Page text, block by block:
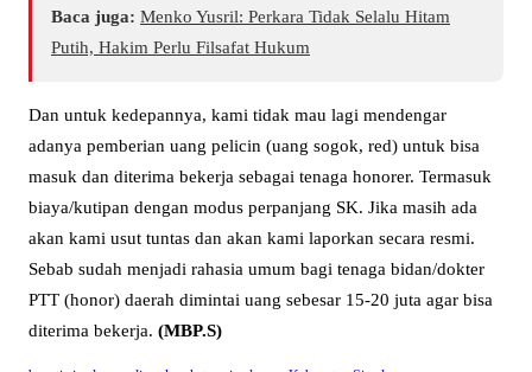
Baca juga: Menko Yusril: Perkara Tidak Selalu Hitam
Putih, Hakim Perlu Filsafat Hukum
Dan untuk kedepannya, kami tidak mau lagi mendengar
adanya pemberian uang pelicin (uang sogok, red) untuk bisa
masuk dan diterima bekerja sebagai tenaga honorer. Termasuk
biaya/kutipan dengan modus perpanjang SK. Jika masih ada
akan kami usut tuntas dan akan kami laporkan secara resmi.
Sebab sudah menjadi rahasia umum bagi tenaga bidan/dokter
PTT (honor) daerah dimintai uang sebesar 15-20 juta agar bisa
diterima bekerja. (MBP.S)